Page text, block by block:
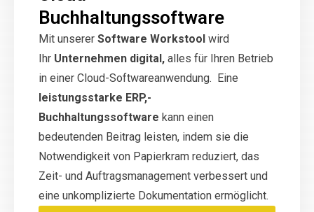
Buchhaltungssoftware
Mit unserer Software Workstool wird
Ihr Unternehmen digital, alles für Ihren Betrieb
in einer Cloud-Softwareanwendung. Eine
leistungsstarke ERP,-
Buchhaltungssoftware kann einen
bedeutenden Beitrag leisten, indem sie die
Notwendigkeit von Papierkram reduziert, das
Zeit- und Auftragsmanagement verbessert und
eine unkomplizierte Dokumentation ermöglicht.